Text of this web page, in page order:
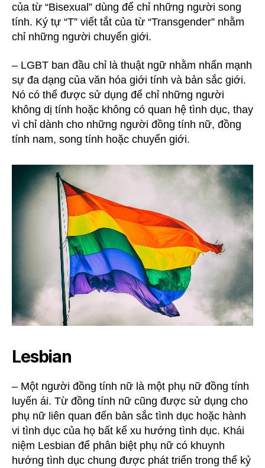
của từ “Bisexual” dùng để chỉ những người song
tính. Ký tự “T” viết tắt của từ “Transgender” nhằm
chỉ những người chuyển giới.
– LGBT ban đầu chỉ là thuật ngữ ­­nhằm nhấn mạnh
sự đa dạng của văn hóa giới tính và bản sắc giới.
Nó có thể được sử dụng để chỉ những người
không dị tính hoặc không có quan hệ tình dục, thay
vì chỉ dành cho những người đồng tính nữ, đồng
tính nam, song tính hoặc chuyển giới.
Lesbian
– Một người đồng tính nữ là một phụ nữ đồng tính
luyến ái. Từ đồng tính nữ cũng được sử dụng cho
phụ nữ liên quan đến bản sắc tình dục hoặc hành
vi tình dục của họ bất kể xu hướng tình dục. Khái
niệm Lesbian để phân biệt phụ nữ có khuynh
hướng tình dục chung được phát triển trong thế kỷ